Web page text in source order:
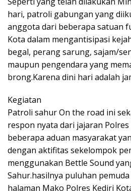
hari, patroli gabungan yang
anggota dari beberapa satuan
Kota dalam mengantisipasi
begal, perang sarung, sajam/
maupun pengendara yang
brong.Karena dini hari adalah
Kegiatan
Patroli sahur On the road ini
respon nyata dari jajaran
beberapa aduan masyarakat
dengan aktifitas sekelompok
menggunakan Bettle Sound
Sahur.hasilnya puluhan
halaman Mako Polres Kediri